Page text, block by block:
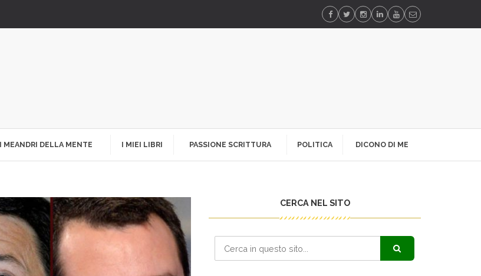
MEANDRI DELLA MENTE I MIEI LIBRI PASSIONE SCRITTURA POLITICA DICONO DI ME
CERCA NEL SITO